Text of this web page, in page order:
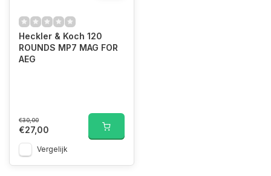
Heckler & Koch 120
ROUNDS MP7 MAG FOR
AEG
€30,00
€27,00
Vergelijk